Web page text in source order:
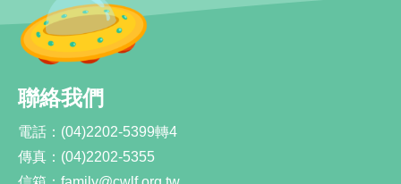
聯絡我們
電話： (04)2202-5399轉4
傳真： (04)2202-5355